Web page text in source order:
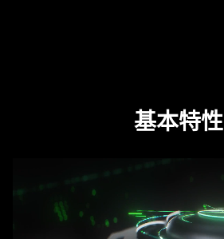
基本特性